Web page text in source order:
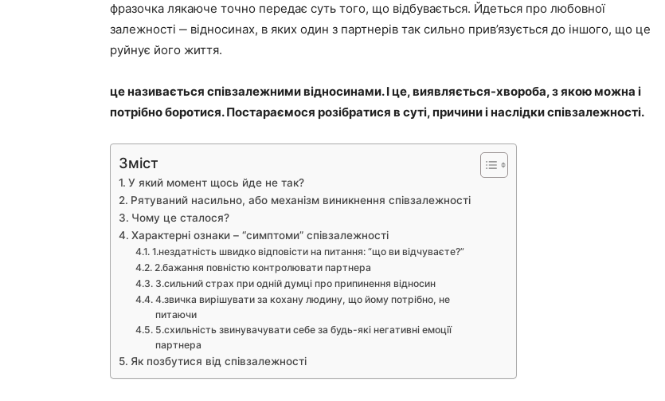
фразочка лякаюче точно передає суть того, що відбувається. Йдеться про любовної
залежності ‒ відносинах, в яких один з партнерів так сильно прив’язується до іншого, що це
руйнує його життя.
це називається співзалежними відносинами. І це, виявляється-хвороба, з якою можна і
потрібно боротися. Постараємося розібратися в суті, причини і наслідки співзалежності.
Зміст
У який момент щось йде не так?
Рятуваний насильно, або механізм виникнення співзалежності
Чому це сталося?
Характерні ознаки – “симптоми” співзалежності
1.нездатність швидко відповісти на питання: “що ви відчуваєте?”
2.бажання повністю контролювати партнера
3.сильний страх при одній думці про припинення відносин
4.звичка вирішувати за кохану людину, що йому потрібно, не
питаючи
5.схильність звинувачувати себе за будь-які негативні емоції
партнера
Як позбутися від співзалежності